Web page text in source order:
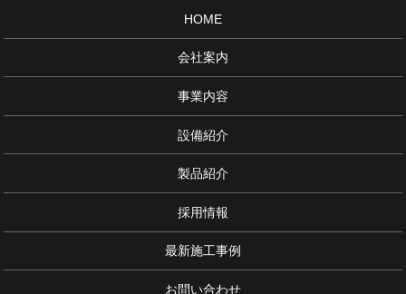
HOME
会社案内
事業内容
設備紹介
製品紹介
採用情報
最新施工事例
お問い合わせ